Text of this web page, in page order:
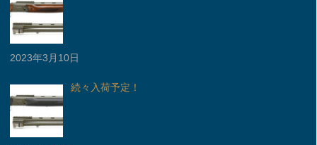
2023年3月10日
続々入荷予定！